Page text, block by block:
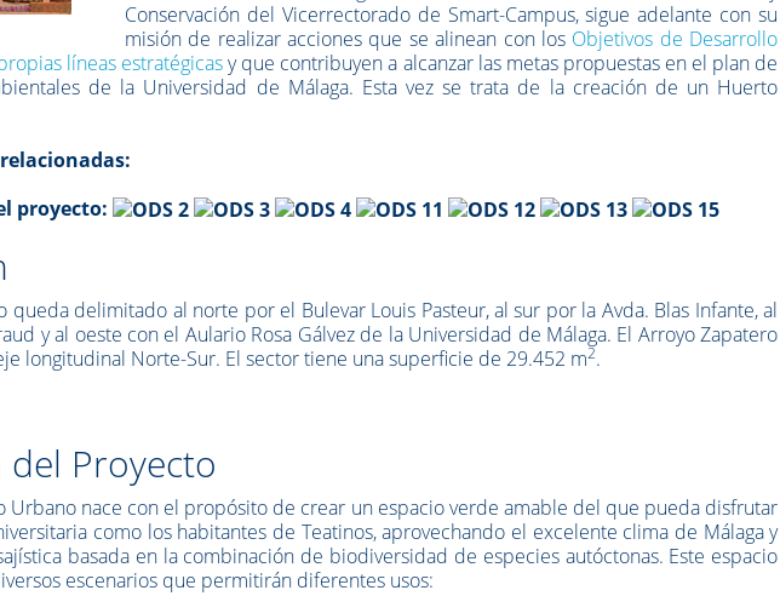
Conservación del Vicerrectorado de Smart-Campus, sigue adelante con su
misión de realizar acciones que se alinean con los Objetivos de Desarrollo
líneas estratégicasy que contribuyen a alcanzar las metas propuestas en el plan de
de la Universidad de Málaga. Esta vez se trata de la creación de un Huerto
proyecto:
queda delimitado al norte por el Bulevar Louis Pasteur, al sur por la Avda. Blas Infante, al
y al oeste con el Aulario Rosa Gálvez de la Universidad de Málaga. El Arroyo Zapatero
longitudinal Norte-Sur. El sector tiene una superficie de 29.452 m2.
Proyecto
Urbano nace con el propósito de crear un espacio verde amable del que pueda disfrutar
como los habitantes de Teatinos, aprovechando el excelente clima de Málaga y
basada en la combinación de biodiversidad de especies autóctonas. Este espacio
escenarios que permitirán diferentes usos: